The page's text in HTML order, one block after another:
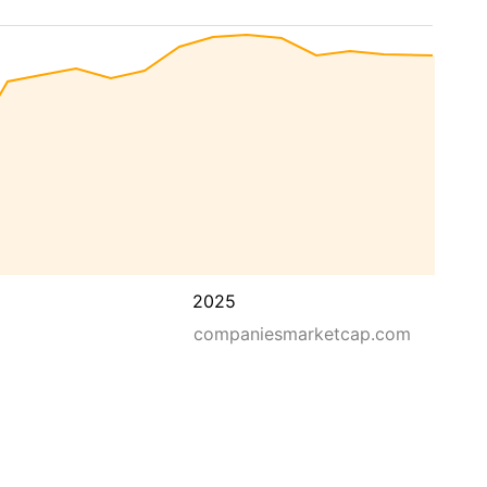
2025
companiesmarketcap.com